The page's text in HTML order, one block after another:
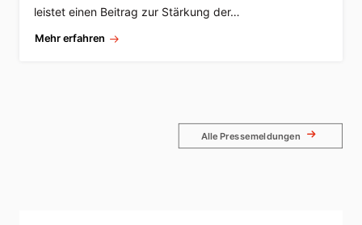
leistet einen Beitrag zur Stärkung der…
Mehr erfahren
Alle Pressemeldungen